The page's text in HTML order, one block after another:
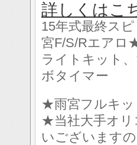
詳しくはこ
15年式最終ス
宮F/S/Rエアロ
ライトキット
ボタイマー
★雨宮フルキッ
★当社大手オリ
いございます